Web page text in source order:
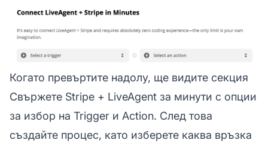
Когато превъртите надолу, ще видите секция
Свържете Stripe + LiveAgent за минути с опции
за избор на Trigger и Action. След това
създайте процес, като изберете каква връзка